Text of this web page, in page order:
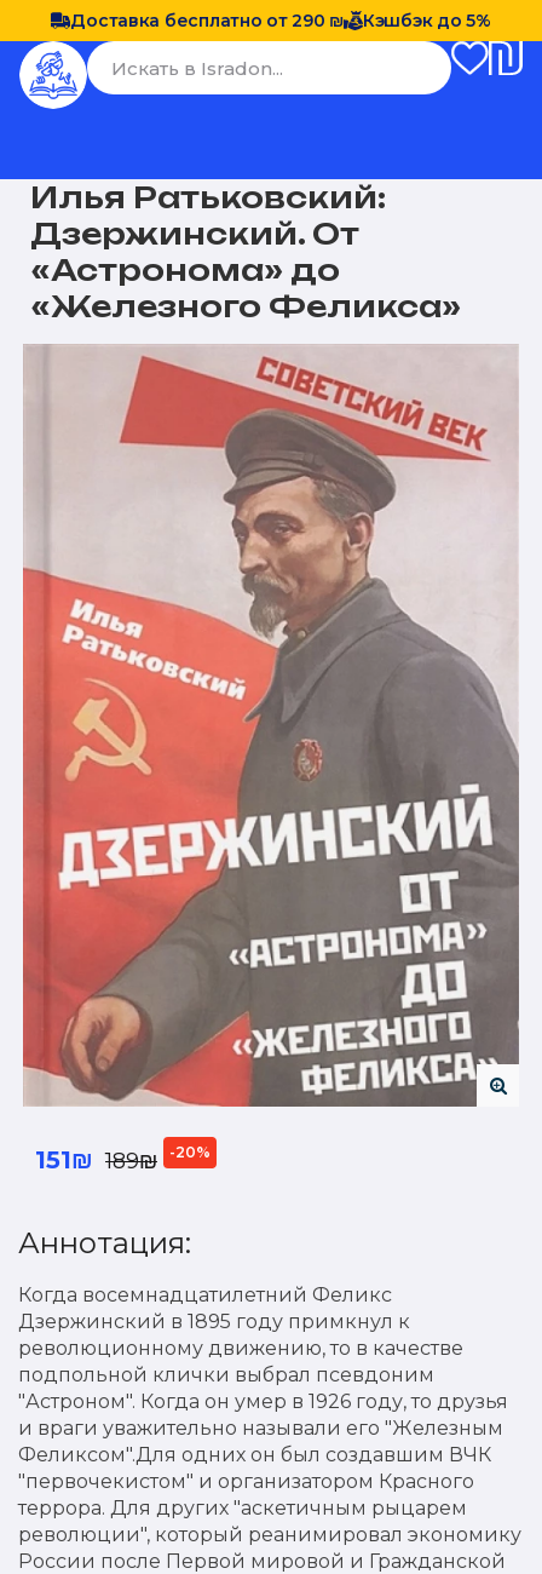
Доставка бесплатно от 290 ₪ Кэшбэк до 5%
Илья Ратьковский:
Дзержинский. От
«Астронома» до
«Железного Феликса»
151₪ 189₪ -20%
Аннотация:
Когда восемнадцатилетний Феликс
Дзержинский в 1895 году примкнул к
революционному движению, то в качестве
подпольной клички выбрал псевдоним
"Астроном". Когда он умер в 1926 году, то друзья
и враги уважительно называли его "Железным
Феликсом".Для одних он был создавшим ВЧК
"первочекистом" и организатором Красного
террора. Для других "аскетичным рыцарем
революции", который реанимировал экономику
России после Первой мировой и Гражданской